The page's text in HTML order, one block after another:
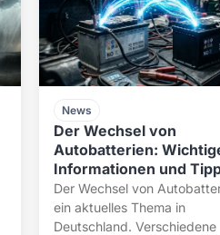
News
Der Wechsel von
Autobatterien:
Informationen und
Der Wechsel von
ein aktuelles Thema in
Deutschland. Verschiedene